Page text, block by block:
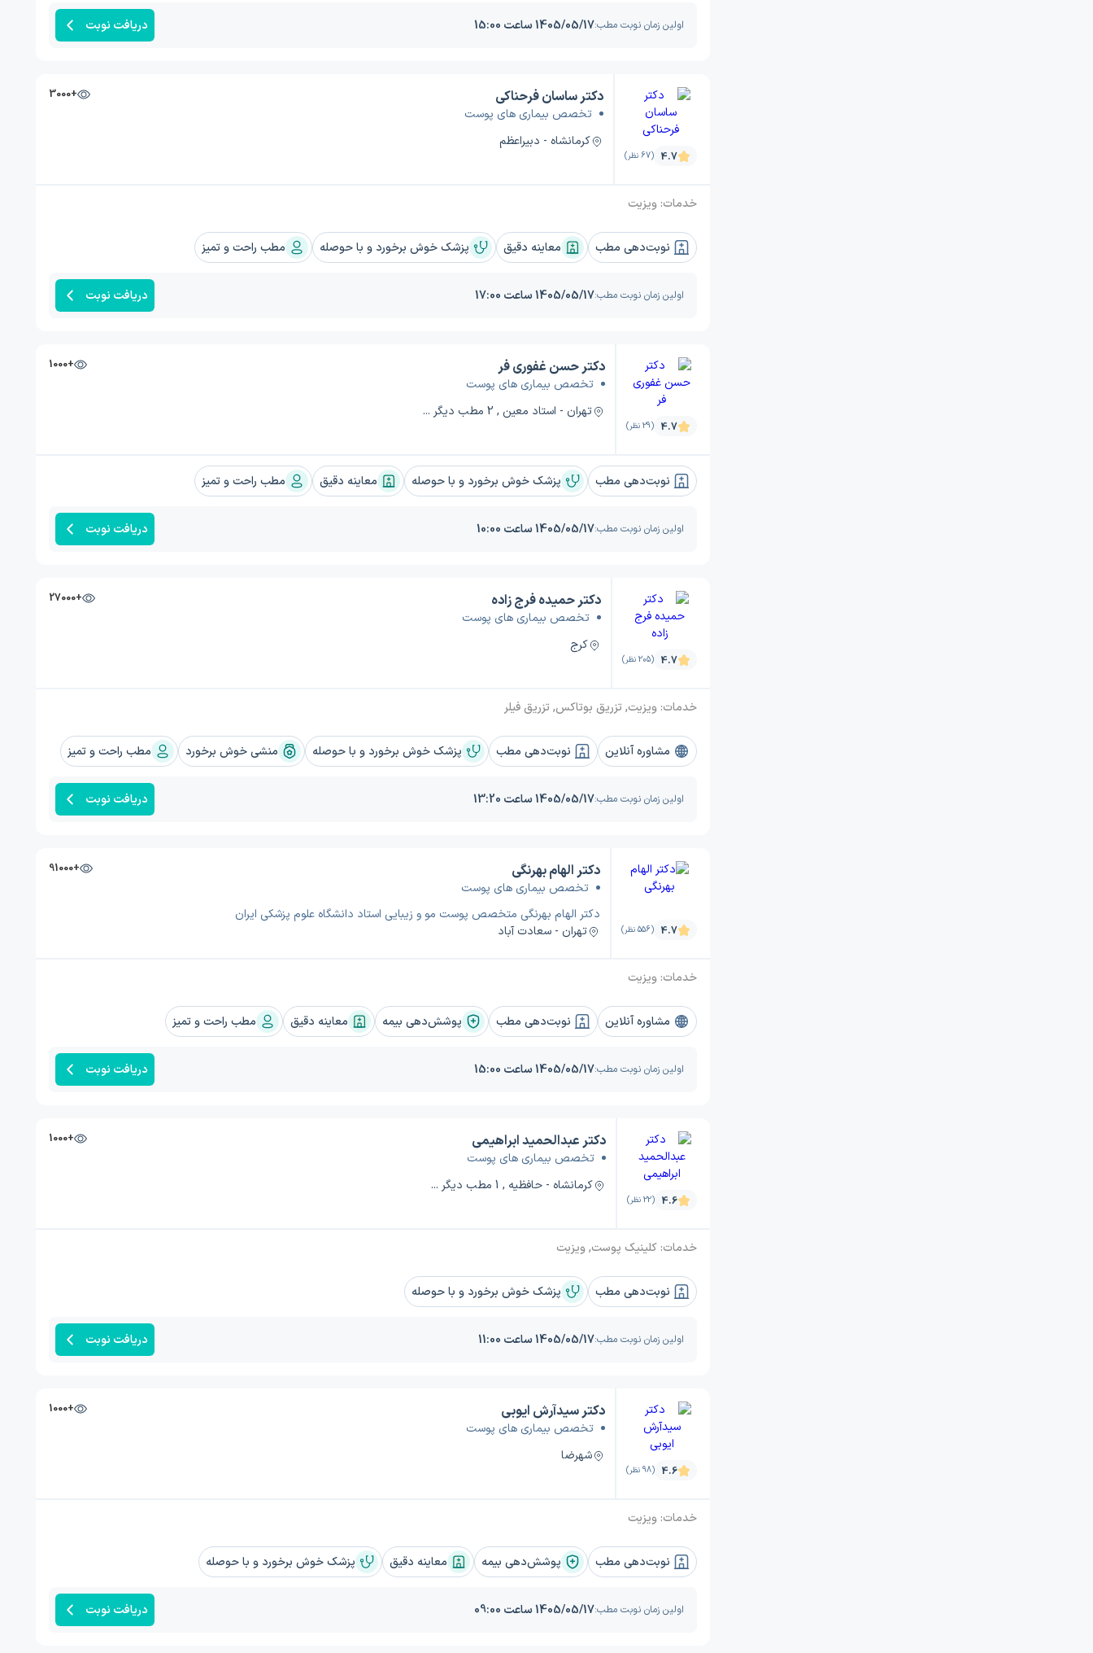
اولین زمان نوبت مطب:1405/05/17 ساعت 15:00 دریافت نوبت
4.7 (67 نظر)
+3000 دکتر ساسان فرحناکی
تخصص بیماری های پوست
کرمانشاه - دبیراعظم
خدمات: ویزیت
معاینه دقیق پزشک خوش برخورد و با حوصله مطب راحت و تمیز نوبت‌دهی مطب
اولین زمان نوبت مطب:1405/05/17 ساعت 17:00 دریافت نوبت
4.7 (29 نظر)
+1000 دکتر حسن غفوری فر
تخصص بیماری های پوست
تهران - استاد معین , 2 مطب دیگر ...
پزشک خوش برخورد و با حوصله معاینه دقیق مطب راحت و تمیز نوبت‌دهی مطب
اولین زمان نوبت مطب:1405/05/17 ساعت 10:00 دریافت نوبت
4.7 (205 نظر)
+27000 دکتر حمیده فرج زاده
تخصص بیماری های پوست
کرج
خدمات: ویزیت, تزریق بوتاکس, تزریق فیلر
پزشک خوش برخورد و با حوصله منشی خوش برخورد مطب راحت و تمیز مشاوره آنلاین نوبت‌دهی مطب
اولین زمان نوبت مطب:1405/05/17 ساعت 13:20 دریافت نوبت
4.7 (556 نظر)
+91000 دکتر الهام بهرنگی
تخصص بیماری های پوست
دکتر الهام بهرنگی متخصص پوست مو و زیبایی استاد دانشگاه علوم پزشکی ایران
تهران - سعادت آباد
خدمات: ویزیت
پوشش‌دهی بیمه معاینه دقیق مطب راحت و تمیز مشاوره آنلاین نوبت‌دهی مطب
اولین زمان نوبت مطب:1405/05/17 ساعت 15:00 دریافت نوبت
4.6 (22 نظر)
+1000 دکتر عبدالحمید ابراهیمی
تخصص بیماری های پوست
کرمانشاه - حافظیه , 1 مطب دیگر ...
خدمات: کلینیک پوست, ویزیت
پزشک خوش برخورد و با حوصله نوبت‌دهی مطب
اولین زمان نوبت مطب:1405/05/17 ساعت 11:00 دریافت نوبت
4.6 (98 نظر)
+1000 دکتر سیدآرش ایوبی
تخصص بیماری های پوست
شهرضا
خدمات: ویزیت
پوشش‌دهی بیمه معاینه دقیق پزشک خوش برخورد و با حوصله نوبت‌دهی مطب
اولین زمان نوبت مطب:1405/05/17 ساعت 09:00 دریافت نوبت